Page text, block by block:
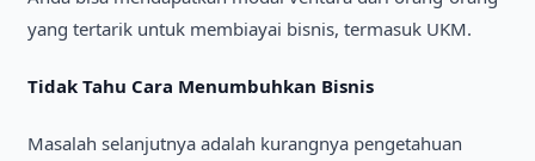
yang tertarik untuk membiayai bisnis, termasuk UKM.
Tidak Tahu Cara Menumbuhkan Bisnis
Masalah selanjutnya adalah kurangnya pengetahuan